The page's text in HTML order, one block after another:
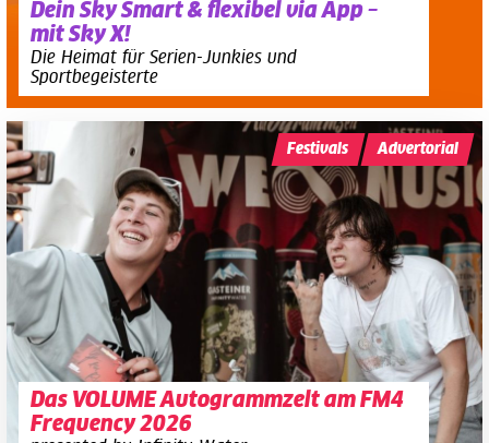
Dein Sky Smart & flexibel via App –
mit Sky X!
Die Heimat für Serien-Junkies und
Sportbegeisterte
Das VOLUME Autogrammzelt am FM4
Frequency 2026
Festivals Advertorial